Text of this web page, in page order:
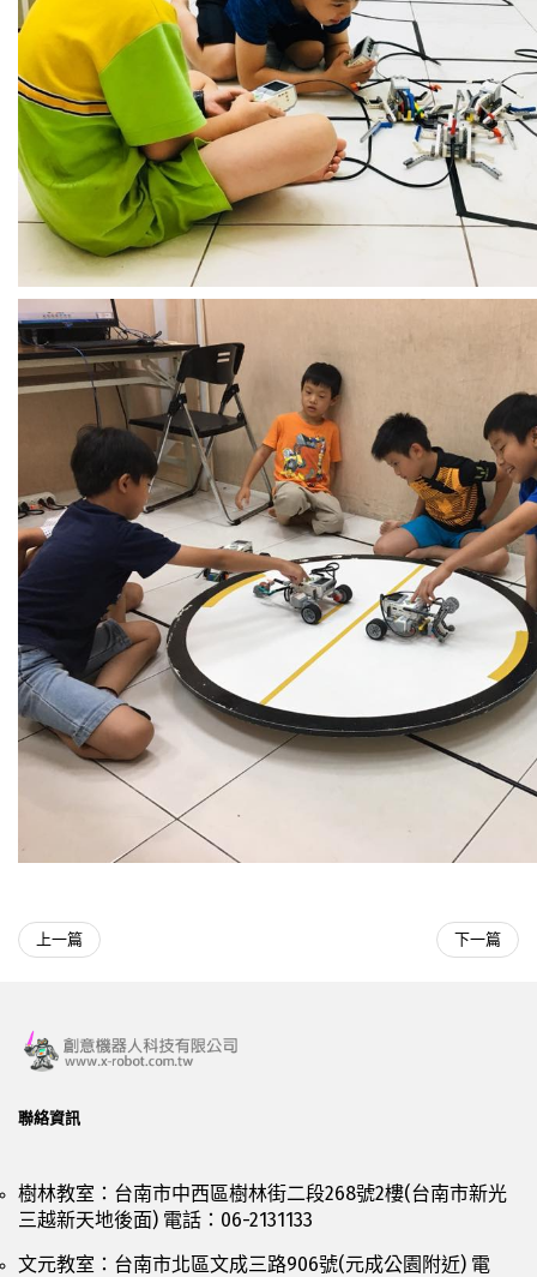
上一篇 下一篇
聯絡資訊
樹林教室：台南市中西區樹林街二段268號2樓(台南市新光
三越新天地後面) 電話：06-2131133
文元教室：台南市北區文成三路906號(元成公園附近) 電